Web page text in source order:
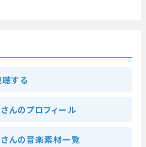
する
んのプロフィール
んの音楽素材一覧